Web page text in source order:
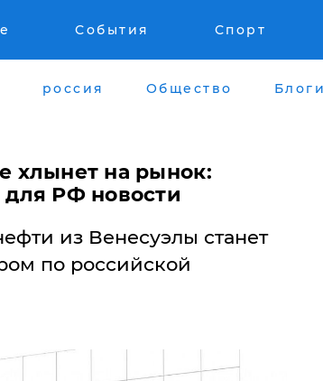
События Спорт
россия Общество Блоги
хлынет на рынок:
РФ новости
из Венесуэлы станет
по российской